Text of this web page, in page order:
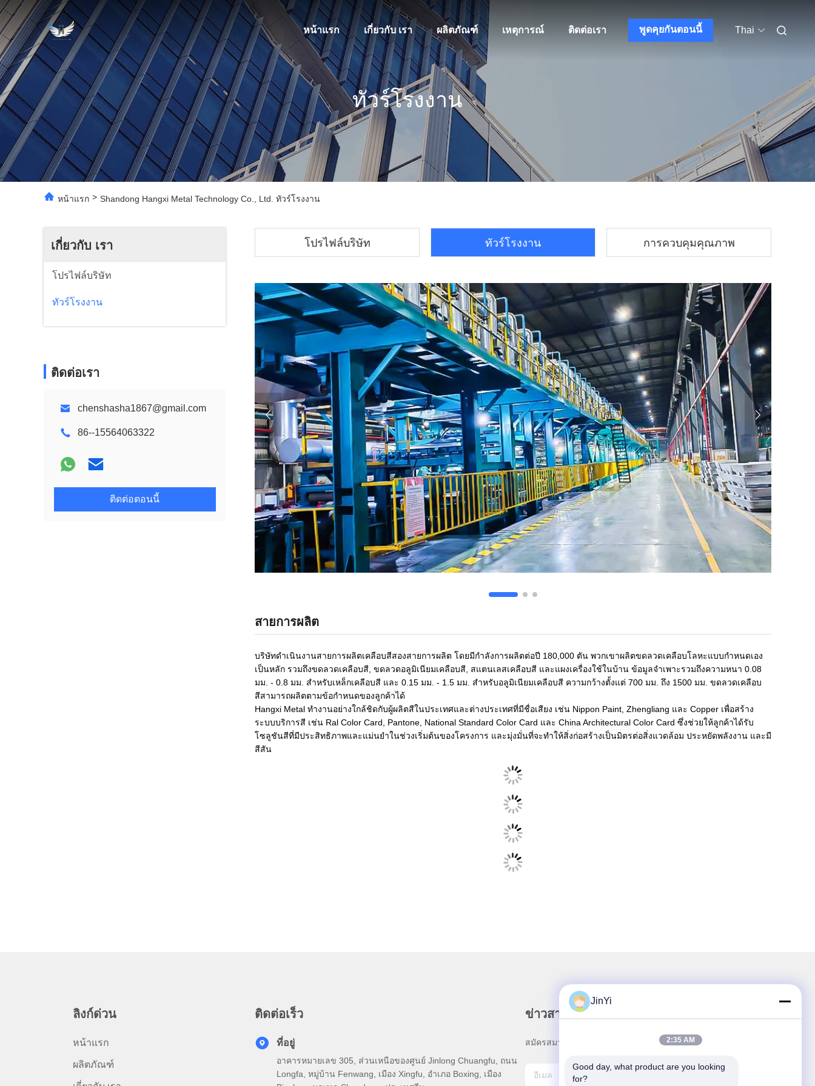
หน้าแรก เกี่ยวกับ เรา ผลิตภัณฑ์ เหตุการณ์ ติดต่อเรา พูดคุยกันตอนนี้ Thai
ทัวร์โรงงาน
หน้าแรก > Shandong Hangxi Metal Technology Co., Ltd. ทัวร์โรงงาน
เกี่ยวกับ เรา
โปรไฟล์บริษัท
ทัวร์โรงงาน
ติดต่อเรา
chenshasha1867@gmail.com
86--15564063322
ติดต่อตอนนี้
โปรไฟล์บริษัท ทัวร์โรงงาน การควบคุมคุณภาพ
สายการผลิต
บริษัทดำเนินงานสายการผลิตเคลือบสีสองสายการผลิต โดยมีกำลังการผลิตต่อปี 180,000 ตัน พวกเขาผลิตขดลวดเคลือบโลหะแบบกำหนดเอง
เป็นหลัก รวมถึงขดลวดเคลือบสี, ขดลวดอลูมิเนียมเคลือบสี, สแตนเลสเคลือบสี และแผงเครื่องใช้ในบ้าน ข้อมูลจำเพาะรวมถึงความหนา 0.08
มม. - 0.8 มม. สำหรับเหล็กเคลือบสี และ 0.15 มม. - 1.5 มม. สำหรับอลูมิเนียมเคลือบสี ความกว้างตั้งแต่ 700 มม. ถึง 1500 มม. ขดลวดเคลือบ
สีสามารถผลิตตามข้อกำหนดของลูกค้าได้
Hangxi Metal ทำงานอย่างใกล้ชิดกับผู้ผลิตสีในประเทศและต่างประเทศที่มีชื่อเสียง เช่น Nippon Paint, Zhengliang และ Copper เพื่อสร้าง
ระบบบริการสี เช่น Ral Color Card, Pantone, National Standard Color Card และ China Architectural Color Card ซึ่งช่วยให้ลูกค้าได้รับ
โซลูชันสีที่มีประสิทธิภาพและแม่นยำในช่วงเริ่มต้นของโครงการ และมุ่งมั่นที่จะทำให้สิ่งก่อสร้างเป็นมิตรต่อสิ่งแวดล้อม ประหยัดพลังงาน และมี
สีสัน
ลิงก์ด่วน
หน้าแรก
ผลิตภัณฑ์
ติดต่อเร็ว
ที่อยู่
อาคารหมายเลข 305, ส่วนเหนือของศูนย์ Jinlong Chuangfu, ถนน
Longfa, หมู่บ้าน Fenwang, เมือง Xingfu, อำเภอ Boxing, เมือง
ข่าวสารของเรา
สมัครสมาชิกข่าวสารของเรา เพื่อรับส่วนลดและอื่นๆ
JinYi
2:35 AM
Good day, what product are you looking
for?